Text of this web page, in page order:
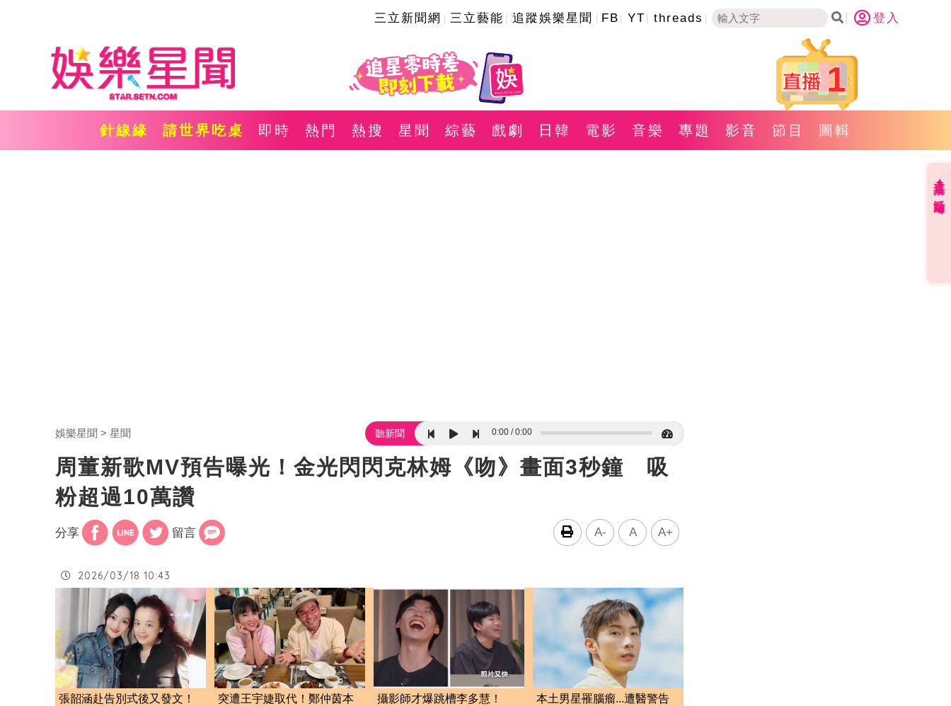
三立新聞網 三立藝能 追蹤娛樂星聞 FB YT threads 登入
1
針線緣 請世界吃桌 即時 熱門 熱搜 星聞 綜藝 戲劇 日韓 電影 音樂 專題 影音 節目 圖輯
娛樂星聞 星聞 聽新聞 0:00 0:00
周董新歌MV預告曝光！金光閃閃克林姆《吻》畫面3秒鐘 吸
粉超過10萬讚
分享 留言 A- A A+
2026/03/18 10:43
張韶涵赴告別式後又發文！
突遭王宇婕取代！鄭仲茵本
攝影師才爆跳槽李多慧！
本土男星罹腦瘤...遭醫警告
直播✦活動